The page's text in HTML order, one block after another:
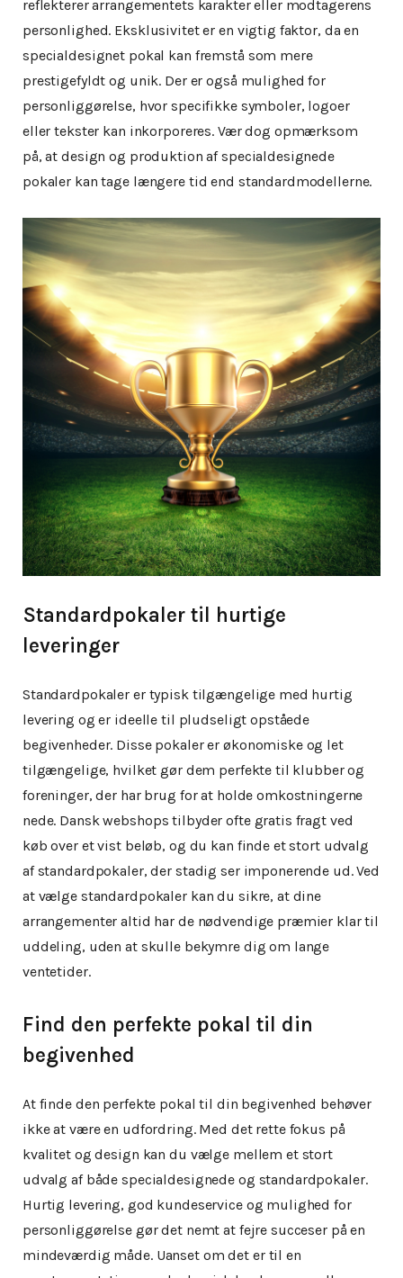
reflekterer arrangementets karakter eller modtagerens
personlighed. Eksklusivitet er en vigtig faktor, da en
specialdesignet pokal kan fremstå som mere
prestigefyldt og unik. Der er også mulighed for
personliggørelse, hvor specifikke symboler, logoer
eller tekster kan inkorporeres. Vær dog opmærksom
på, at design og produktion af specialdesignede
pokaler kan tage længere tid end standardmodellerne.
Standardpokaler til hurtige
leveringer
Standardpokaler er typisk tilgængelige med hurtig
levering og er ideelle til pludseligt opståede
begivenheder. Disse pokaler er økonomiske og let
tilgængelige, hvilket gør dem perfekte til klubber og
foreninger, der har brug for at holde omkostningerne
nede. Dansk webshops tilbyder ofte gratis fragt ved
køb over et vist beløb, og du kan finde et stort udvalg
af standardpokaler, der stadig ser imponerende ud. Ved
at vælge standardpokaler kan du sikre, at dine
arrangementer altid har de nødvendige præmier klar til
uddeling, uden at skulle bekymre dig om lange
ventetider.
Find den perfekte pokal til din
begivenhed
At finde den perfekte pokal til din begivenhed behøver
ikke at være en udfordring. Med det rette fokus på
kvalitet og design kan du vælge mellem et stort
udvalg af både specialdesignede og standardpokaler.
Hurtig levering, god kundeservice og mulighed for
personliggørelse gør det nemt at fejre succeser på en
mindeværdig måde. Uanset om det er til en